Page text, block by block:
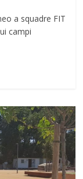
a squadre FIT
campi